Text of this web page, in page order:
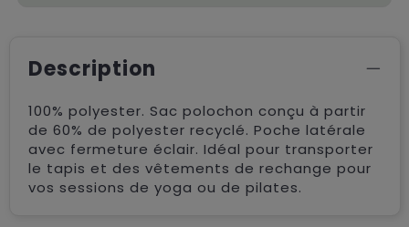
Description
100% polyester. Sac polochon conçu à partir
de 60% de polyester recyclé. Poche latérale
avec fermeture éclair. Idéal pour transporter
le tapis et des vêtements de rechange pour
vos sessions de yoga ou de pilates.